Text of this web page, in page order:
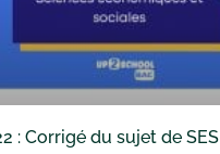
: Corrigé du sujet de SES